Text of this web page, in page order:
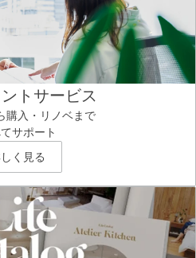
トサービス
購入・リノベまで
サポート
く見る